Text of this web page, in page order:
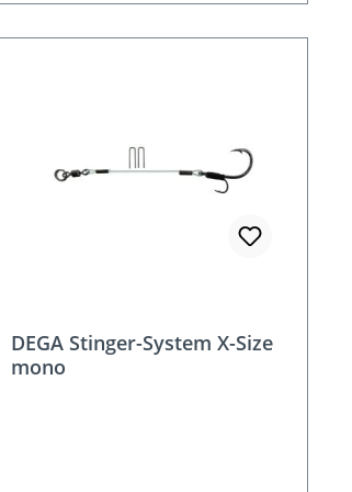
DEGA Stinger-System X-Size
mono